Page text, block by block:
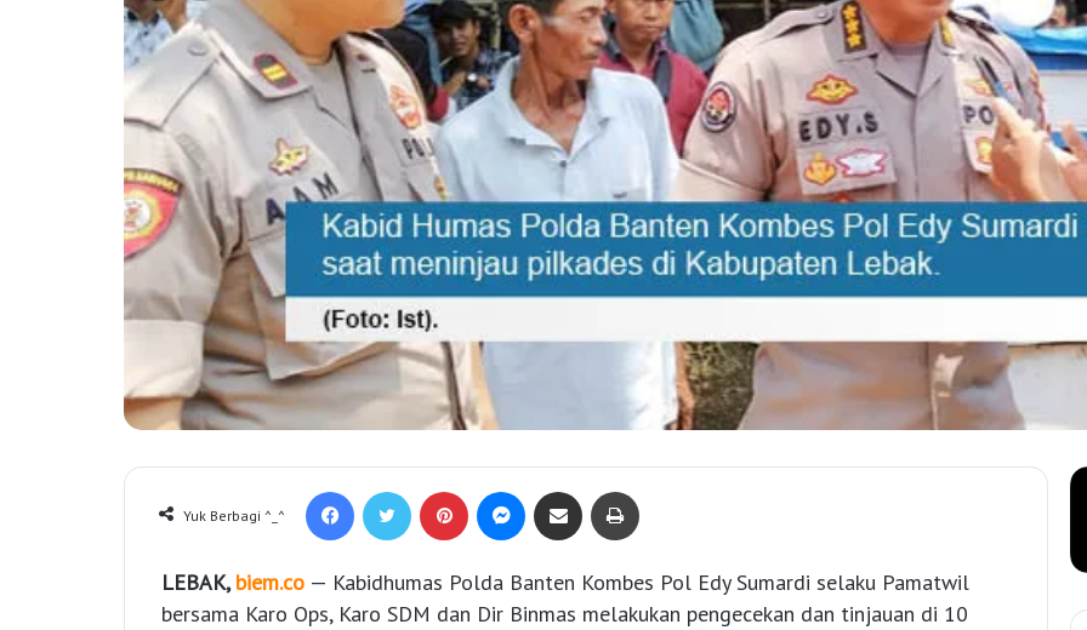
Yuk Berbagi ^_^
LEBAK,biem.co — Kabidhumas Polda Banten Kombes Pol Edy Sumardi selaku Pamatwil
bersama Karo Ops, Karo SDM dan Dir Binmas melakukan pengecekan dan tinjauan di 10